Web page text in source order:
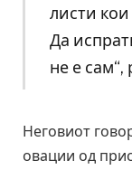
листи
Да
не е сам“,
Неговиот
овации од